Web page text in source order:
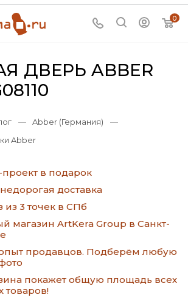
0
ДВЕРЬ ABBER
— Abber (Германия)
—
Abber
в подарок
доставка
3 точек в СПб
магазин ArtKera Group в Санкт-
продавцов. Подберём любую
покажет общую площадь всех
товаров!